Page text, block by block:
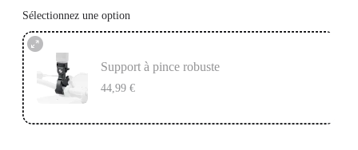
Sélectionnez une option
Support à pince robuste
44,99 €